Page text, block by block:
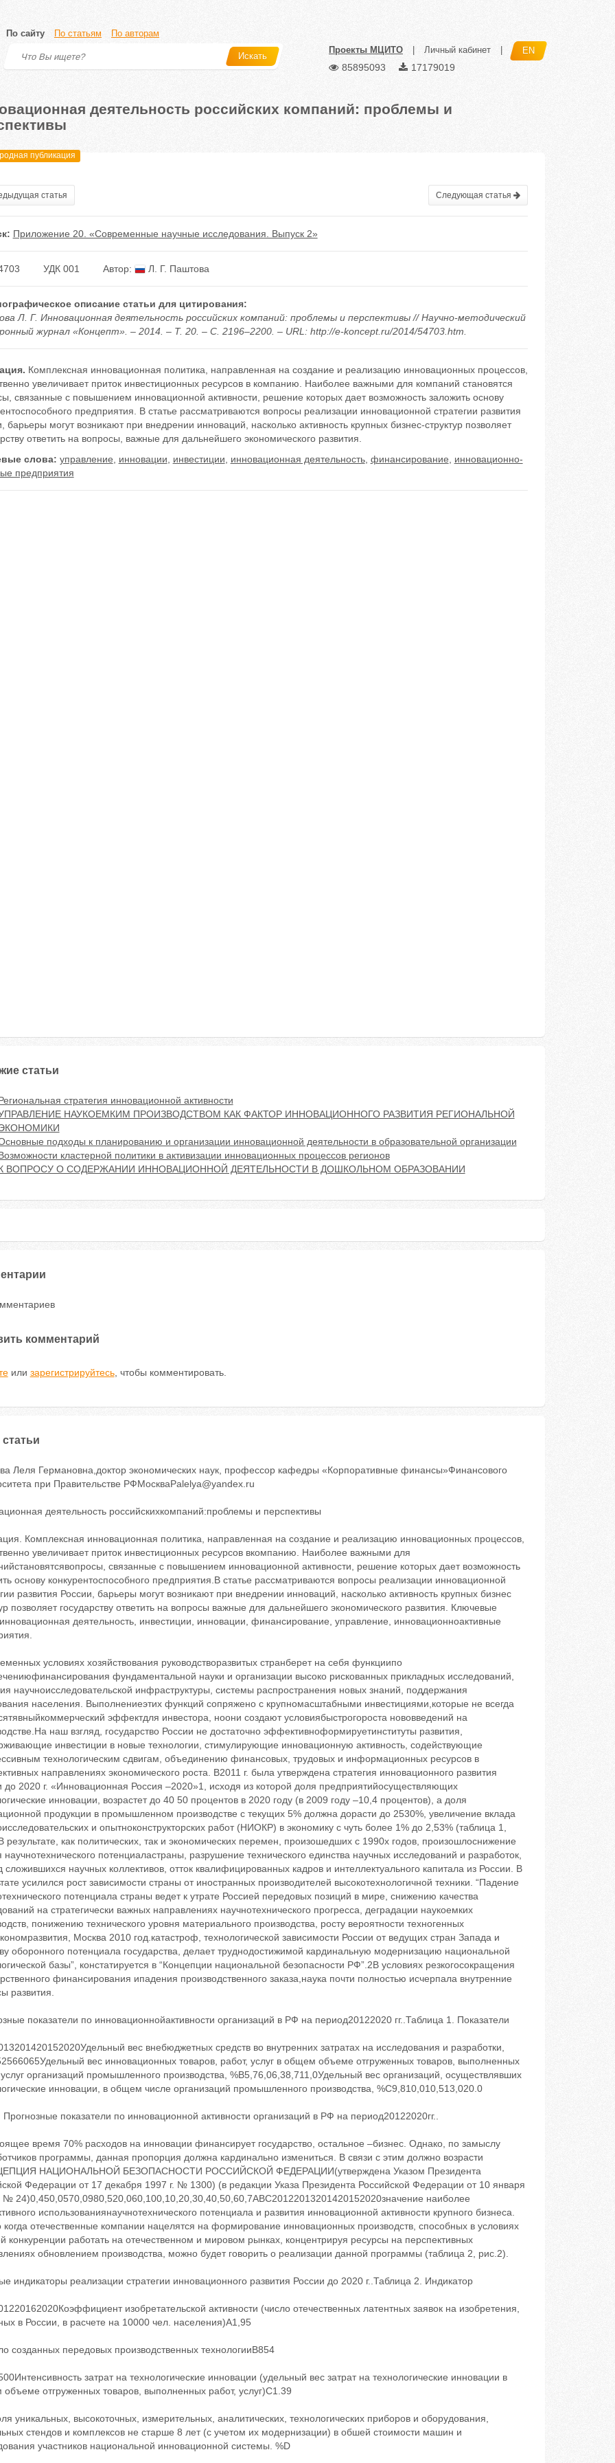
По сайту По статьям По авторам
Искать
Проекты МЦИТО Личный кабинет EN
85895093 17179019
деятельность российских компаний: проблемы и
публикация
статья Следующая статья
Приложение 20. «Современные научные исследования. Выпуск 2»
УДК 001 Автор: Л. Г. Паштова
описание статьи для цитирования:
Л. Г. Инновационная деятельность российских компаний: проблемы и перспективы // Научно-методический
журнал «Концепт». – 2014. – Т. 20. – С. 2196–2200. – URL: http://e-koncept.ru/2014/54703.htm.
Комплексная инновационная политика, направленная на создание и реализацию инновационных процессов,
увеличивает приток инвестиционных ресурсов в компанию. Наиболее важными для компаний становятся
связанные с повышением инновационной активности, решение которых дает возможность заложить основу
предприятия. В статье рассматриваются вопросы реализации инновационной стратегии развития
барьеры могут возникают при внедрении инноваций, насколько активность крупных бизнес-структур позволяет
ответить на вопросы, важные для дальнейшего экономического развития.
слова: управление инновации инвестиции инновационная деятельность, финансирование
инновационно-
предприятия
статьи
стратегия инновационной активности
НАУКОЕМКИМ ПРОИЗВОДСТВОМ КАК ФАКТОР ИННОВАЦИОННОГО РАЗВИТИЯ РЕГИОНАЛЬНОЙ
подходы к планированию и организации инновационной деятельности в образовательной организации
кластерной политики в активизации инновационных процессов регионов
ВОПРОСУ О СОДЕРЖАНИИ ИННОВАЦИОННОЙ ДЕЯТЕЛЬНОСТИ В ДОШКОЛЬНОМ ОБРАЗОВАНИИ
комментарий
или зарегистрируйтесь, чтобы комментировать.
статьи
Леля Германовна,доктор экономических наук, профессор кафедры «Корпоративные финансы»Финансового
при Правительстве РФМоскваPalelya@yandex.ru
деятельность российскихкомпаний:проблемы и перспективы
Комплексная инновационная политика, направленная на создание и реализацию инновационных процессов,
увеличивает приток инвестиционных ресурсов вкомпанию. Наиболее важными для
связанные с повышением инновационной активности, решение которых дает возможность
основу конкурентоспособного предприятия.В статье рассматриваются вопросы реализации инновационной
развития России, барьеры могут возникают при внедрении инноваций, насколько активность крупных бизнес
позволяет государству ответить на вопросы важные для дальнейшего экономического развития. Ключевые
деятельность, инвестиции, инновации, финансирование, управление, инновационноактивные
условиях хозяйствования руководстворазвитых странберет на себя функциипо
фундаментальной науки и организации высоко рискованных прикладных исследований,
научноисследовательской инфраструктуры, системы распространения новых знаний, поддержания
населения. Выполнениеэтих функций сопряжено с крупномасштабными инвестициями,которые не всегда
эффектдля инвестора, ноони создают условиябыстрогороста нововведений на
наш взгляд, государство России не достаточно эффективноформируетинституты развития,
инвестиции в новые технологии, стимулирующие инновационную активность, содействующие
технологическим сдвигам, объединению финансовых, трудовых и информационных ресурсов в
направлениях экономического роста. В2011 г. была утверждена стратегия инновационного развития
до 2020 г. «Инновационная Россия –2020»1, исходя из которой доля предприятийосуществляющих
инновации, возрастет до 40 50 процентов в 2020 году (в 2009 году –10,4 процентов), а доля
продукции в промышленном производстве с текущих 5% должна дорасти до 2530%, увеличение вклада
и опытноконструкторских работ (НИОКР) в экономику с чуть более 1% до 2,53% (таблица 1,
результате, как политических, так и экономических перемен, произошедших с 1990х годов, произошлоснижение
научнотехнического потенциаластраны, разрушение технического единства научных исследований и разработок,
сложившихся научных коллективов, отток квалифицированных кадров и интеллектуального капитала из России. В
усилился рост зависимости страны от иностранных производителей высокотехнологичной техники. “Падение
потенциала страны ведет к утрате Россией передовых позиций в мире, снижению качества
на стратегически важных направлениях научнотехнического прогресса, деградации наукоемких
понижению технического уровня материального производства, росту вероятности техногенных
Москва 2010 год.катастроф, технологической зависимости России от ведущих стран Запада и
оборонного потенциала государства, делает труднодостижимой кардинальную модернизацию национальной
базы”, констатируется в “Концепции национальной безопасности РФ”.2В условиях резкогосокращения
финансирования ипадения производственного заказа,наука почти полностью исчерпала внутренние
развития.
показатели по инновационнойактивности организаций в РФ на период20122020 гг..Таблица 1. Показатели
вес внебюджетных средств во внутренних затратах на исследования и разработки,
вес инновационных товаров, работ, услуг в общем объеме отгруженных товаров, выполненных
организаций промышленного производства, %B5,76,06,38,711,0Удельный вес организаций, осуществлявших
инновации, в общем числе организаций промышленного производства, %C9,810,010,513,020.0
показатели по инновационной активности организаций в РФ на период20122020гг..
время 70% расходов на инновации финансирует государство, остальное –бизнес. Однако, по замыслу
программы, данная пропорция должна кардинально измениться. В связи с этим должно возрасти
НАЦИОНАЛЬНОЙ БЕЗОПАСНОСТИ РОССИЙСКОЙ ФЕДЕРАЦИИ(утверждена Указом Президента
Федерации от 17 декабря 1997 г. № 1300) (в редакции Указа Президента Российской Федерации от 10 января
№ 24)0,450,0570,0980,520,060,100,10,20,30,40,50,60,7ABC20122013201420152020значение наиболее
использованиянаучнотехнического потенциала и развития инновационной активности крупного бизнеса.
когда отечественные компании нацелятся на формирование инновационных производств, способных в условиях
конкуренции работать на отечественном и мировом рынках, концентрируя ресурсы на перспективных
обновлением производства, можно будет говорить о реализации данной программы (таблица 2, рис.2).
индикаторы реализации стратегии инновационного развития России до 2020 г..Таблица 2. Индикатор
изобретательской активности (число отечественных латентных заявок на изобретения,
в России, в расчете на 10000 чел. населения)A1,95
созданных передовых производственных технологииB854
затрат на технологические инновации (удельный вес затрат на технологические инновации в
отгруженных товаров, выполненных работ, услуг)C1.39
уникальных, высокоточных, измерительных, аналитических, технологических приборов и оборудования,
стендов и комплексов не старше 8 лет (с учетом их модернизации) в обшей стоимости машин и
участников национальной инновационной системы. %D